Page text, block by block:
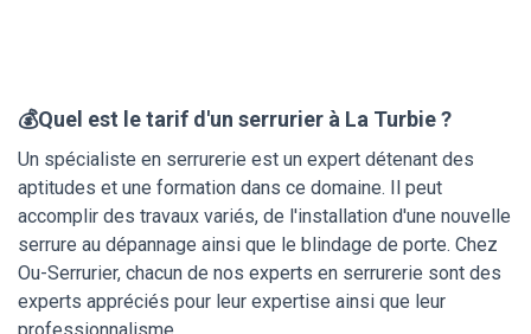
💰Quel est le tarif d'un serrurier à La Turbie ?
Un spécialiste en serrurerie est un expert détenant des
aptitudes et une formation dans ce domaine. Il peut
accomplir des travaux variés, de l'installation d'une nouvelle
serrure au dépannage ainsi que le blindage de porte. Chez
Ou-Serrurier, chacun de nos experts en serrurerie sont des
experts appréciés pour leur expertise ainsi que leur
professionnalisme.